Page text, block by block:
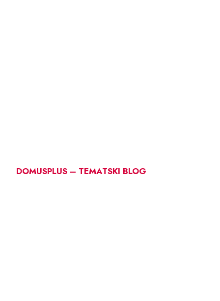
DOMUSPLUS – TEMATSKI BLOG